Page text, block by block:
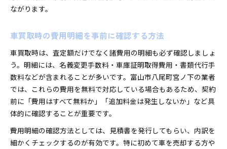
ながります。
車買取時の費用明細を事前に確認する方法
車買取時は、査定額だけでなく諸費用の明細も必ず確認しましょ
う。明細には、名義変更手数料・車庫証明取得費用・書類代行手
数料などが含まれることが多いです。富山市八尾町宮ノ下の業者
では、これらの費用を無料で対応している場合もあるため、契約
前に「費用はすべて無料か」「追加料金は発生しないか」など具
体的に確認することが重要です。
費用明細の確認方法としては、見積書を発行してもらい、内訳を
細かくチェックするのが有効です。特に初めて車を売却する方や